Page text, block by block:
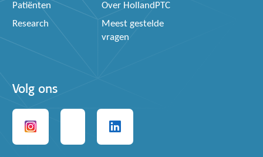
Patiënten
Over HollandPTC
Research
Meest gestelde
vragen
Volg ons